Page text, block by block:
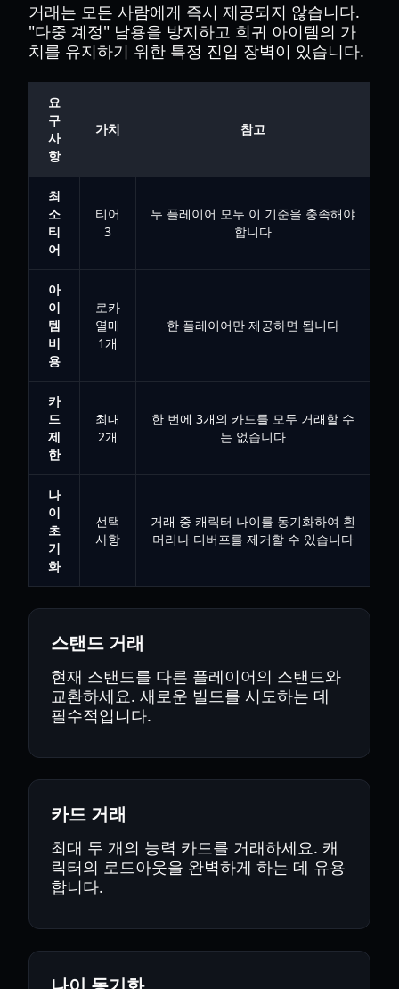
거래는 모든 사람에게 즉시 제공되지 않습니다.
"다중 계정" 남용을 방지하고 희귀 아이템의 가
치를 유지하기 위한 특정 진입 장벽이 있습니다.
요
구
사
항
가치 참고
최
소
티
어
티어
3
두 플레이어 모두 이 기준을 충족해야
합니다
아
이
템
비
용
로카
열매
1개
한 플레이어만 제공하면 됩니다
카
드
제
한
최대
2개
한 번에 3개의 카드를 모두 거래할 수
는 없습니다
나
이
초
기
화
선택
사항
거래 중 캐릭터 나이를 동기화하여 흰
머리나 디버프를 제거할 수 있습니다
스탠드 거래
현재 스탠드를 다른 플레이어의 스탠드와
교환하세요. 새로운 빌드를 시도하는 데
필수적입니다.
카드 거래
최대 두 개의 능력 카드를 거래하세요. 캐
릭터의 로드아웃을 완벽하게 하는 데 유용
합니다.